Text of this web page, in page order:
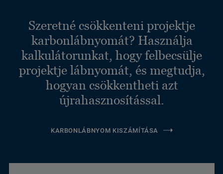
Szeretné csökkenteni projektje
karbonlábnyomát? Használja
kalkulátorunkat, hogy felbecsülje
projektje lábnyomát, és megtudja,
hogyan csökkentheti azt
újrahasznosítással.
KARBONLÁBNYOM KISZÁMÍTÁSA